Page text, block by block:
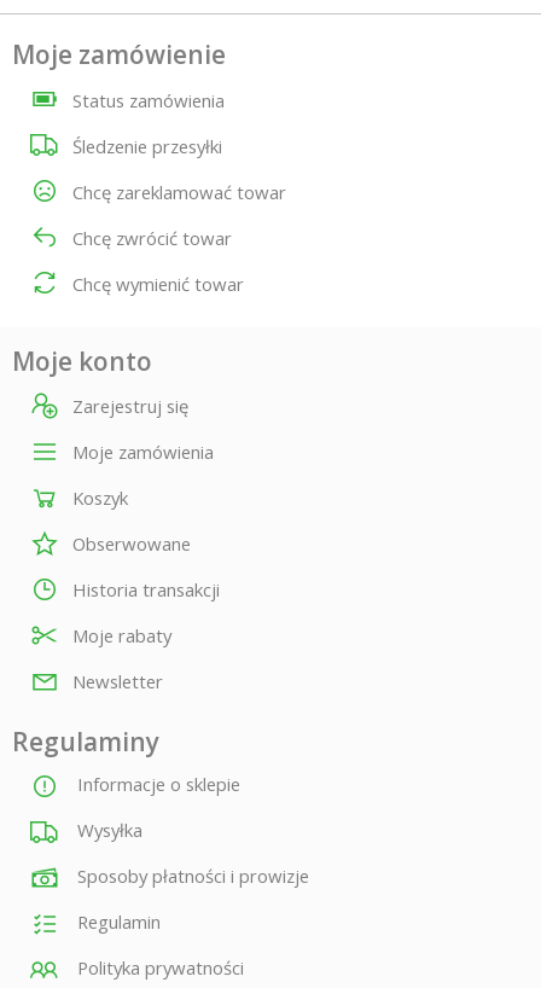
Moje zamówienie
Status zamówienia
Śledzenie przesyłki
Chcę zareklamować towar
Chcę zwrócić towar
Chcę wymienić towar
Moje konto
Zarejestruj się
Moje zamówienia
Koszyk
Obserwowane
Historia transakcji
Moje rabaty
Newsletter
Regulaminy
Informacje o sklepie
Wysyłka
Sposoby płatności i prowizje
Regulamin
Polityka prywatności